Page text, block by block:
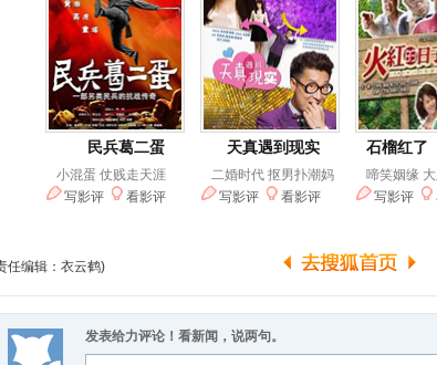
任编辑：衣云鹤)
发表给力评论！看新闻，说两句。